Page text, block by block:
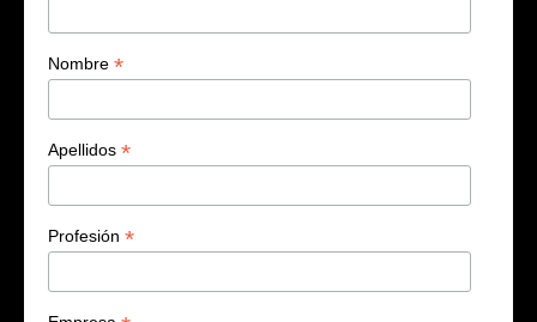
Nombre *
Apellidos *
Profesión *